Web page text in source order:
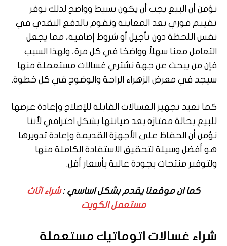
نؤمن أن البيع يجب أن يكون بسيط وواضح لذلك نوفر
تقييم فوري بعد المعاينة ونقوم بالدفع النقدي في
نفس اللحظة دون تأجيل أو شروط إضافية، مما يجعل
التعامل معنا سهلاً وواضحًا في كل مرة، ولهذا السبب
فإن من يبحث عن جهة نشتري غسالات مستعملة منها
سيجد في معرض الزهراء الراحة والوضوح في كل خطوة.
كما نعيد تجهيز الغسالات القابلة للإصلاح وإعادة عرضها
للبيع بحالة ممتازة بعد صيانتها بشكل احترافي لأننا
نؤمن أن الحفاظ على الأجهزة القديمة وإعادة تدويرها
هو أفضل وسيلة لتحقيق الاستفادة الكاملة منها
ولتوفير منتجات بجودة عالية بأسعار أقل.
كما ان موقعنا يقدم بشكل اساسي :شراء اثاث
مستعمل الكويت
شراء غسالات اتوماتيك مستعملة